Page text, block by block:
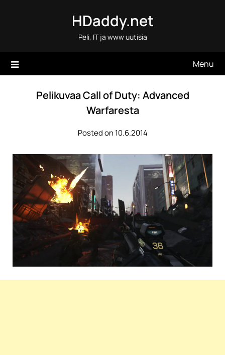
HDaddy.net
Peli, IT ja www uutisia
Menu
Pelikuvaa Call of Duty: Advanced
Warfaresta
Posted on 10.6.2014